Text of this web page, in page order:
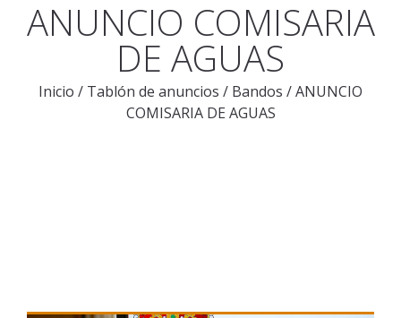
ANUNCIO COMISARIA
DE AGUAS
Inicio / Tablón de anuncios / Bandos /ANUNCIO
COMISARIA DE AGUAS